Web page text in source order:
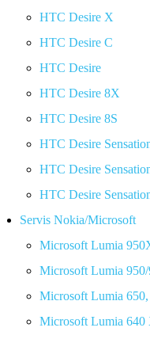
HTC Desire X
HTC Desire C
HTC Desire
HTC Desire 8X
HTC Desire 8S
HTC Desire
HTC Desire
HTC Desire
Servis Nokia/Microsoft
Microsoft Lumia
Microsoft Lumia
Microsoft Lumia
Microsoft Lumia 640